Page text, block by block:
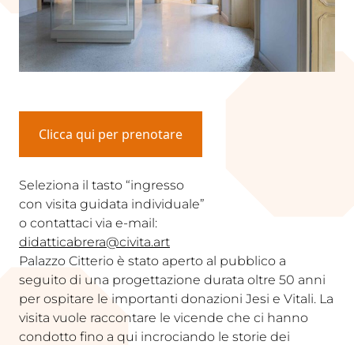
Clicca qui per prenotare
Seleziona il tasto “ingresso
con visita guidata individuale”
o contattaci via e-mail:
didatticabrera@civita.art
Palazzo Citterio è stato aperto al pubblico a
seguito di una progettazione durata oltre 50 anni
per ospitare le importanti donazioni Jesi e Vitali. La
visita vuole raccontare le vicende che ci hanno
condotto fino a qui incrociando le storie dei